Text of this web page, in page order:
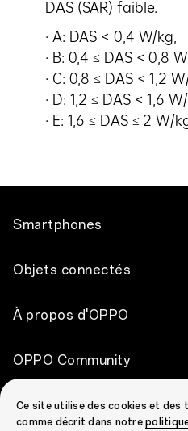
DAS (SAR) faible.
· A: DAS < 0,4 W/kg,
· B: 0,4 ≤ DAS < 0,8
· C: 0,8 ≤ DAS < 1,2
· D: 1,2 ≤ DAS < 1,6
· E: 1,6 ≤ DAS ≤ 2 W/
Smartphones
OPPO Find X9 Ultra
OPPO Find X9
OPPO Reno16 Pro 5G
OPPO Reno16 F 5G
Objets connectés
OPPO Pad 5
OPPO Enco Clip2 Open Earbuds
À propos d'OPPO
OPPO Apex Guard
Découvrir
OPPO Community
OPPO Community
Support
Ce site utilise des cookies et des
comme décrit dans notre